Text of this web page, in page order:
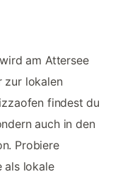
am Attersee
zur lokalen
findest du
auch in den
Probiere
als lokale